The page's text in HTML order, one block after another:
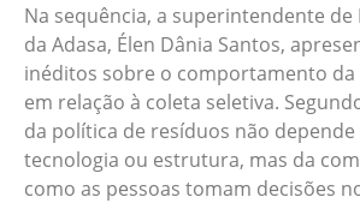
Na sequência, a superintendente de
da Adasa, Élen Dânia Santos,
inéditos sobre o comportamento da
em relação à coleta seletiva.
da política de resíduos não depende
tecnologia ou estrutura, mas da
como as pessoas tomam decisões